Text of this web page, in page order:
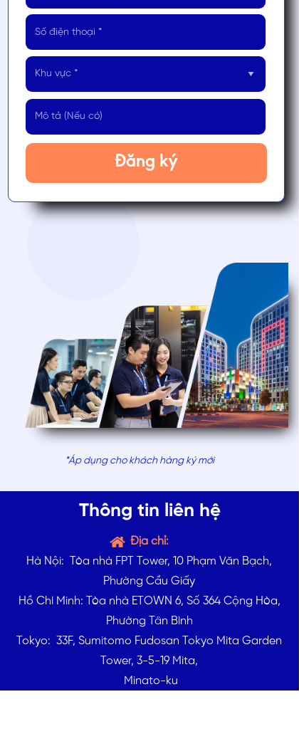
Đăng ký
*Áp dụng cho khách hàng ký mới
Thông tin liên hệ
Địa chỉ:
Hà Nội: Tòa nhà FPT Tower, 10 Phạm Văn Bạch,
Phường Cầu Giấy
Hồ Chí Minh: Tòa nhà ETOWN 6, Số 364 Cộng Hòa,
Phường Tân Bình
Tokyo: 33F, Sumitomo Fudosan Tokyo Mita Garden
Tower, 3-5-19 Mita,
Minato-ku